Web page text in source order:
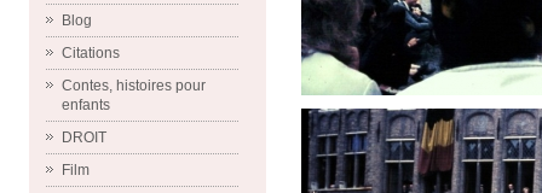
Blog
Citations
Contes, histoires pour
enfants
DROIT
Film